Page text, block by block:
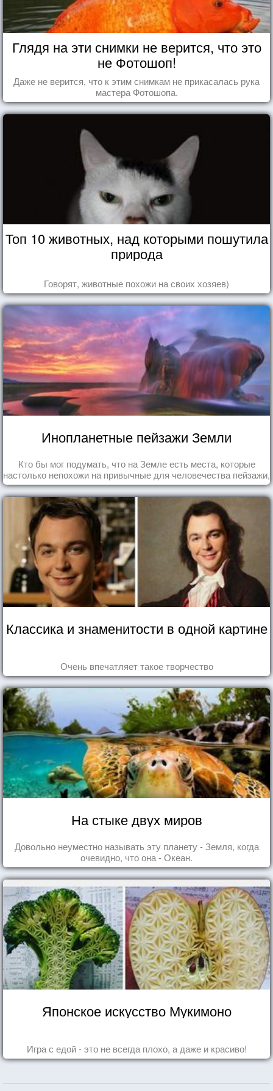
Глядя на эти снимки не верится, что это
не Фотошоп!
Даже не верится, что к этим снимкам не прикасалась рука
мастера Фотошопа.
Топ 10 животных, над которыми пошутила
природа
Говорят, животные похожи на своих хозяев)
Инопланетные пейзажи Земли
Кто бы мог подумать, что на Земле есть места, которые
настолько непохожи на привычные для человечества пейзажи,
что кажутся и вовсе инопланетными!
Классика и знаменитости в одной картине
Очень впечатляет такое творчество
На стыке двух миров
Довольно неуместно называть эту планету - Земля, когда
очевидно, что она - Океан.
Японское искусство Мукимоно
Игра с едой - это не всегда плохо, а даже и красиво!